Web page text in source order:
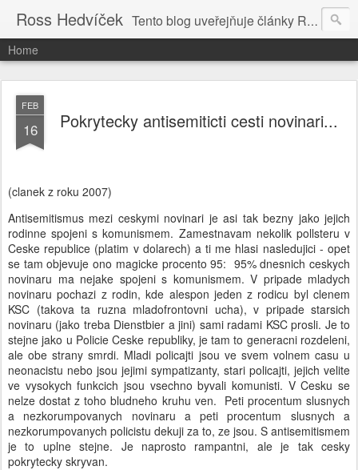
Ross Hedvíček Tento blog uveřejňuje články Ross Hedvíčka v češtině (pokud budu mit naladu) - s editacni pomoci Ludvika Dedika.
Home
FEB
16 Pokrytecky antisemiticti cesti novinari...
(clanek z roku 2007)
Antisemitismus mezi ceskymi novinari je asi tak bezny jako jejich
rodinne spojeni s komunismem. Zamestnavam nekolik pollsteru v
Ceske republice (platim v dolarech) a ti me hlasi nasledujici - opet
se tam objevuje ono magicke procento 95: 95% dnesnich ceskych
novinaru ma nejake spojeni s komunismem. V pripade mladych
novinaru pochazi z rodin, kde alespon jeden z rodicu byl clenem
KSC (takova ta ruzna mladofrontovni ucha), v pripade starsich
novinaru (jako treba Dienstbier a jini) sami radami KSC prosli. Je to
stejne jako u Policie Ceske republiky, je tam to generacni rozdeleni,
ale obe strany smrdi. Mladi policajti jsou ve svem volnem casu u
neonacistu nebo jsou jejimi sympatizanty, stari policajti, jejich velite
ve vysokych funkcich jsou vsechno byvali komunisti. V Cesku se
nelze dostat z toho bludneho kruhu ven. Peti procentum slusnych
a nezkorumpovanych novinaru a peti procentum slusnych a
nezkorumpovanych policistu dekuji za to, ze jsou. S antisemitismem
je to uplne stejne. Je naprosto rampantni, ale je tak cesky
pokrytecky skryvan.